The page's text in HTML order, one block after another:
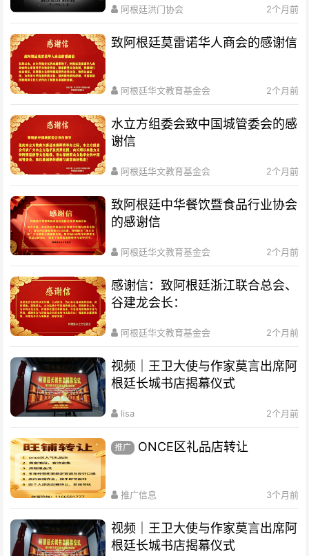
阿根廷洪门协会 2个月前
致阿根廷莫雷诺华人商会的感谢信
阿根廷华文教育基金会 2个月前
水立方组委会致中国城管委会的感
谢信
阿根廷华文教育基金会 2个月前
致阿根廷中华餐饮暨食品行业协会
的感谢信
阿根廷华文教育基金会 2个月前
感谢信：致阿根廷浙江联合总会、
谷建龙会长：
阿根廷华文教育基金会 2个月前
视频｜王卫大使与作家莫言出席阿
根廷长城书店揭幕仪式
lisa 2个月前
推广 ONCE区礼品店转让
推广信息 3个月前
视频｜王卫大使与作家莫言出席阿
根廷长城书店揭幕仪式